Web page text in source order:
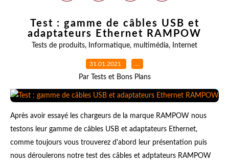
Test : gamme de câbles USB et
adaptateurs Ethernet RAMPOW
Tests de produits, Informatique, multimédia, Internet
31.01.2021 …
Par Tests et Bons Plans
Après avoir essayé les chargeurs de la marque RAMPOW nous
testons leur gamme de câbles USB et adaptateurs Ethernet,
comme toujours vous trouverez d'abord leur présentation puis
nous déroulerons notre test des câbles et adptateurs RAMPOW